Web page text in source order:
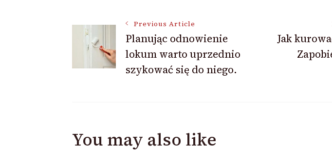
Post
Navigation
Previous Article
Planując odnowienie
lokum warto uprzednio
szykować się do niego.
Jak
You may also like